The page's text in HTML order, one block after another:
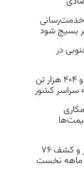
بسیج شود
در
جابه‌جایی 2 میلیون و 404 هزار تن
سراسر کشور
رفع 40 هزار نشتی گاز و کشف 76
ماهه نخست